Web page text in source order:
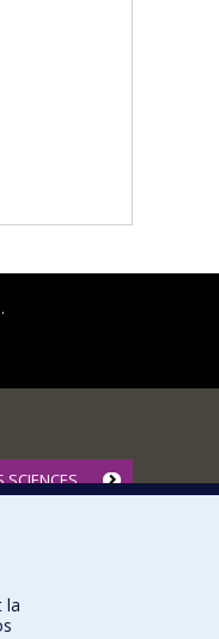
SCIENCES
la